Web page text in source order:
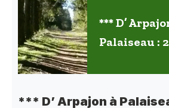
*** D’
Palaiseau :
*** D’ Arpajon à